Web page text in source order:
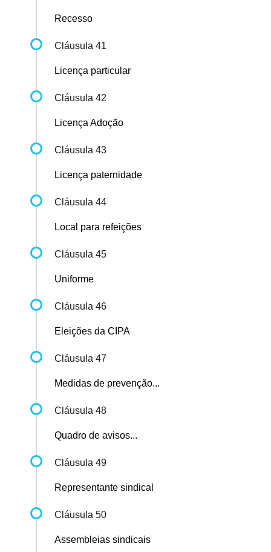
Recesso
Cláusula 41
Licença particular
Cláusula 42
Licença Adoção
Cláusula 43
Licença paternidade
Cláusula 44
Local para refeições
Cláusula 45
Uniforme
Cláusula 46
Eleições da CIPA
Cláusula 47
Medidas de prevenção...
Cláusula 48
Quadro de avisos...
Cláusula 49
Representante sindical
Cláusula 50
Assembleias sindicais